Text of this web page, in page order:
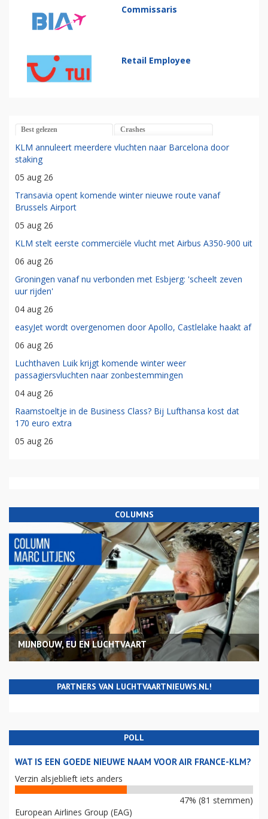
Commissaris
Retail Employee
Best gelezen Crashes
KLM annuleert meerdere vluchten naar Barcelona door
staking
05 aug 26
Transavia opent komende winter nieuwe route vanaf
Brussels Airport
05 aug 26
KLM stelt eerste commerciële vlucht met Airbus A350-900 uit
06 aug 26
Groningen vanaf nu verbonden met Esbjerg: 'scheelt zeven
uur rijden'
04 aug 26
easyJet wordt overgenomen door Apollo, Castlelake haakt af
06 aug 26
Luchthaven Luik krijgt komende winter weer
passagiersvluchten naar zonbestemmingen
04 aug 26
Raamstoeltje in de Business Class? Bij Lufthansa kost dat
170 euro extra
05 aug 26
COLUMNS
MIJNBOUW, EU EN LUCHTVAART
PARTNERS VAN LUCHTVAARTNIEUWS.NL!
POLL
WAT IS EEN GOEDE NIEUWE NAAM VOOR AIR FRANCE-KLM?
Verzin alsjeblieft iets anders
47% (81 stemmen)
European Airlines Group (EAG)